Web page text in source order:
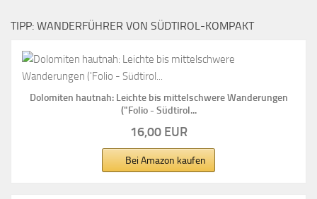
TIPP: WANDERFÜHRER VON SÜDTIROL-KOMPAKT
Dolomiten hautnah: Leichte bis mittelschwere Wanderungen
("Folio - Südtirol...
16,00 EUR
Bei Amazon kaufen